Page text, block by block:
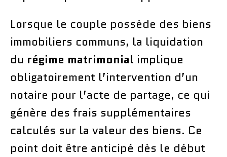
Lorsque le couple possède des biens
immobiliers communs, la liquidation
du régime matrimonial implique
obligatoirement l’intervention d’un
notaire pour l’acte de partage, ce qui
génère des frais supplémentaires
calculés sur la valeur des biens. Ce
point doit être anticipé dès le début